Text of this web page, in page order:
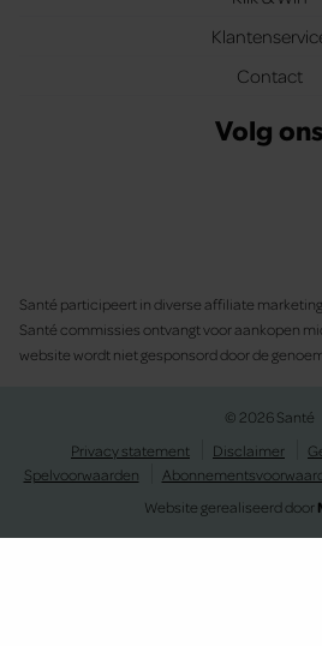
Contact
Volg ons
Santé participeert in diverse affiliate
Santé commissies ontvangt voor aankopen
website wordt niet gesponsord door de
© 2026 Santé
Privacy statement
Disclaimer
Spelvoorwaarden
Website gerealiseerd door